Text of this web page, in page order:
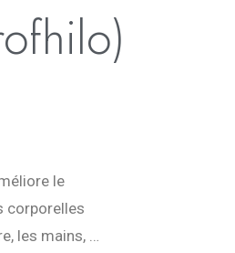
le
corporelles
les mains, …